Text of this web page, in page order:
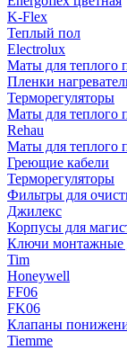
K-Flex
Теплый пол
Electrolux
Маты для теплого
Пленки
Терморегуляторы
Маты для теплого
Rehau
Маты для теплого
Греющие кабели
Терморегуляторы
Фильтры для
Джилекс
Корпусы для
Ключи монтажные
Tim
Honeywell
FF06
FK06
Клапаны
Tiemme